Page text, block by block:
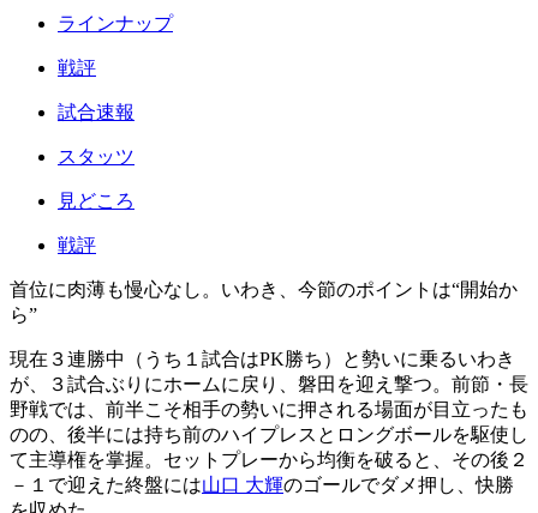
ラインナップ
戦評
試合速報
スタッツ
見どころ
戦評
首位に肉薄も慢心なし。いわき、今節のポイントは“開始か
ら”
現在３連勝中（うち１試合はPK勝ち）と勢いに乗るいわき
が、３試合ぶりにホームに戻り、磐田を迎え撃つ。前節・長
野戦では、前半こそ相手の勢いに押される場面が目立ったも
のの、後半には持ち前のハイプレスとロングボールを駆使し
て主導権を掌握。セットプレーから均衡を破ると、その後２
－１で迎えた終盤には山口 大輝のゴールでダメ押し、快勝